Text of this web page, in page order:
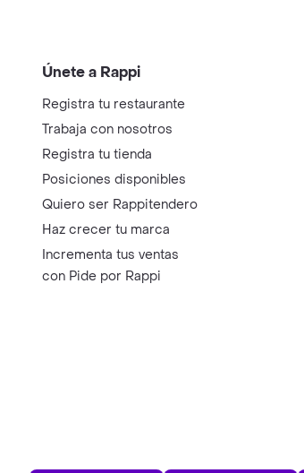
Únete a Rappi
Registra tu restaurante
Trabaja con nosotros
Registra tu tienda
Posiciones disponibles
Quiero ser Rappitendero
Haz crecer tu marca
Incrementa tus ventas
con Pide por Rappi